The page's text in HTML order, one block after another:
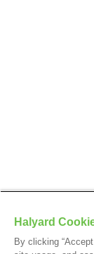
Halyard
By clicking